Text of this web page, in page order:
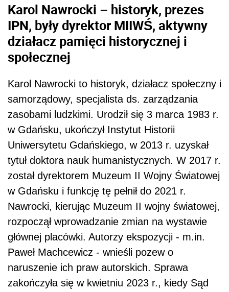
Karol Nawrocki – historyk, prezes
IPN, były dyrektor MIIWŚ, aktywny
działacz pamięci historycznej i
społecznej
Karol Nawrocki to historyk, działacz społeczny i
samorządowy, specjalista ds. zarządzania
zasobami ludzkimi. Urodził się 3 marca 1983 r.
w Gdańsku, ukończył Instytut Historii
Uniwersytetu Gdańskiego, w 2013 r. uzyskał
tytuł doktora nauk humanistycznych. W 2017 r.
został dyrektorem Muzeum II Wojny Światowej
w Gdańsku i funkcję tę pełnił do 2021 r.
Nawrocki, kierując Muzeum II wojny światowej,
rozpoczął wprowadzanie zmian na wystawie
głównej placówki. Autorzy ekspozycji - m.in.
Paweł Machcewicz - wnieśli pozew o
naruszenie ich praw autorskich. Sprawa
zakończyła się w kwietniu 2023 r., kiedy Sąd